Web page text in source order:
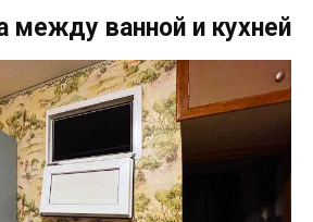
между ванной и кухней